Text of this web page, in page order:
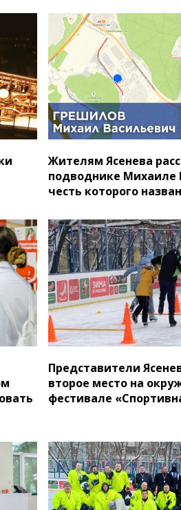
Жителям Ясенева
подводнике Михаиле
честь которого
Представители
второе место на
фестивале